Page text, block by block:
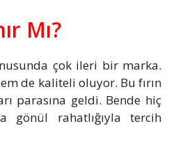
Mı?
çok ileri bir marka.
de kaliteli oluyor. Bu fırın
parasına geldi. Bende hiç
gönül rahatlığıyla tercih